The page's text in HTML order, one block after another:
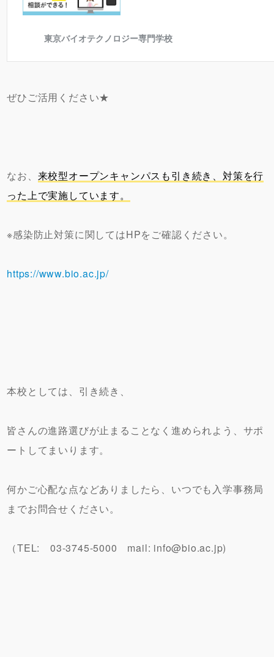
ぜひご活用ください★
なお、 来校型オープンキャンパスも引き続き、対策を行
った上で実施しています。
※感染防止対策に関してはHPをご確認ください。
https://www.bio.ac.jp/
本校としては、引き続き、
皆さんの進路選びが止まることなく進められよう、サポ
ートしてまいります。
何かご心配な点などありましたら、いつでも入学事務局
までお問合せください。
（TEL: 03-3745-5000 mail: info@bio.ac.jp)